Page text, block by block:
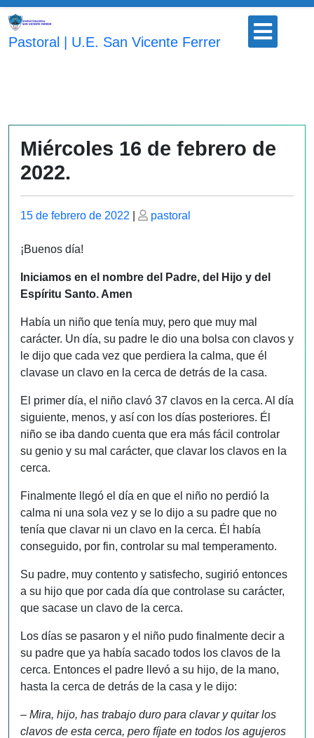
Saltar
contenido
Pastoral | U.E. San Vicente Ferrer
Botón
abrir
Miércoles 16 de febrero de
2022.
Publicado
15 de febrero de 2022
Publicado
pastoral
¡Buenos día!
Iniciamos en el nombre del Padre, del Hijo y del
Espíritu Santo. Amen
Había un niño que tenía muy, pero que muy mal
carácter. Un día, su padre le dio una bolsa con clavos y
le dijo que cada vez que perdiera la calma, que él
clavase un clavo en la cerca de detrás de la casa.
El primer día, el niño clavó 37 clavos en la cerca. Al día
siguiente, menos, y así con los días posteriores. Él
niño se iba dando cuenta que era más fácil controlar
su genio y su mal carácter, que clavar los clavos en la
cerca.
Finalmente llegó el día en que el niño no perdió la
calma ni una sola vez y se lo dijo a su padre que no
tenía que clavar ni un clavo en la cerca. Él había
conseguido, por fin, controlar su mal temperamento.
Su padre, muy contento y satisfecho, sugirió entonces
a su hijo que por cada día que controlase su carácter,
que sacase un clavo de la cerca.
Los días se pasaron y el niño pudo finalmente decir a
su padre que ya había sacado todos los clavos de la
cerca. Entonces el padre llevó a su hijo, de la mano,
hasta la cerca de detrás de la casa y le dijo:
– Mira, hijo, has trabajo duro para clavar y quitar los
clavos de esta cerca, pero fíjate en todos los agujeros